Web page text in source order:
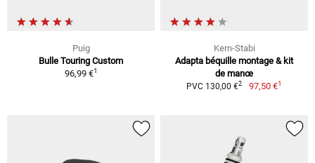
Puig
Bulle Touring Custom
96,99 €1
Kern-Stabi
Adapta béquille montage & kit
de manœ
PVC 130,00 €2 97,50 €1